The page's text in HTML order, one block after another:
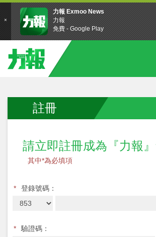
註冊
請立即註冊成為『力報』
其中*為必填項
* 登錄號碼：
*
驗證碼：